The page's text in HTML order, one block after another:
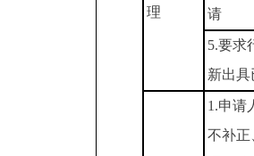
理
请
5.要求
新出
1.申请
不补正